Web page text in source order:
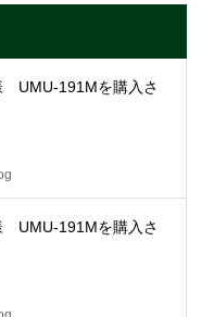
UMU-191Mを購入さ
191Mを購入さ